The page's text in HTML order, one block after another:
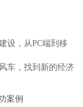
设，从PC端到移
车，找到新的经济
案例